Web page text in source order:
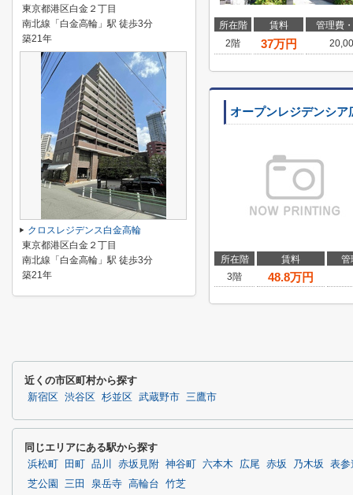
所在階 賃料
管理費
2階
37万円
オープンレジデンシ
所在階 賃料
管
3階
48.8万円
東京都港区白金２丁目
南北線「白金高輪」駅 徒歩3分
築21年
クロスレジデンス白金高輪
東京都港区白金２丁目
南北線「白金高輪」駅 徒歩3分
築21年
近くの市区町村から探す
新宿区 渋谷区 杉並区 武蔵野市 三鷹市
同じエリアにある駅から探す
浜松町 田町 品川 赤坂見附 神谷町 六本木 広尾 赤坂 乃木坂
表参
芝公園
三田 泉岳寺 高輪台 竹芝